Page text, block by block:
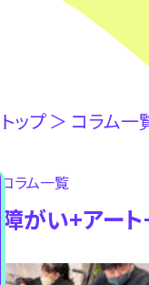
トップ＞ コラム⼀
コラム⼀覧
障がい+アート